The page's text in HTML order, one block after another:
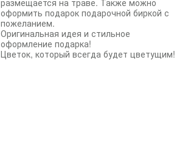
оформить подарок подарочной биркой с
пожеланием.
Оригинальная идея и стильное
оформление подарка!
Цветок, который всегда будет цветущим!